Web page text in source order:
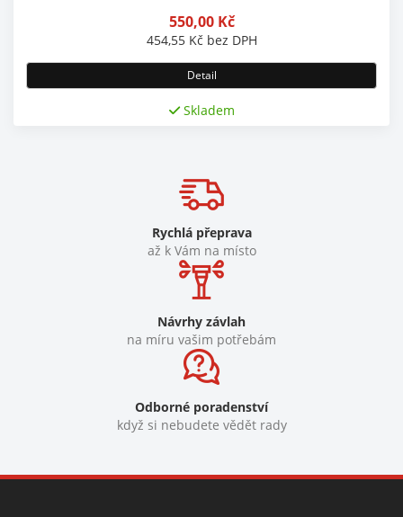
550,00 Kč
454,55 Kč bez DPH
Detail
Skladem
Rychlá přeprava
až k Vám na místo
Návrhy závlah
na míru vašim potřebám
Odborné poradenství
když si nebudete vědět rady